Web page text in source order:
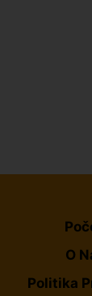
O
Politika